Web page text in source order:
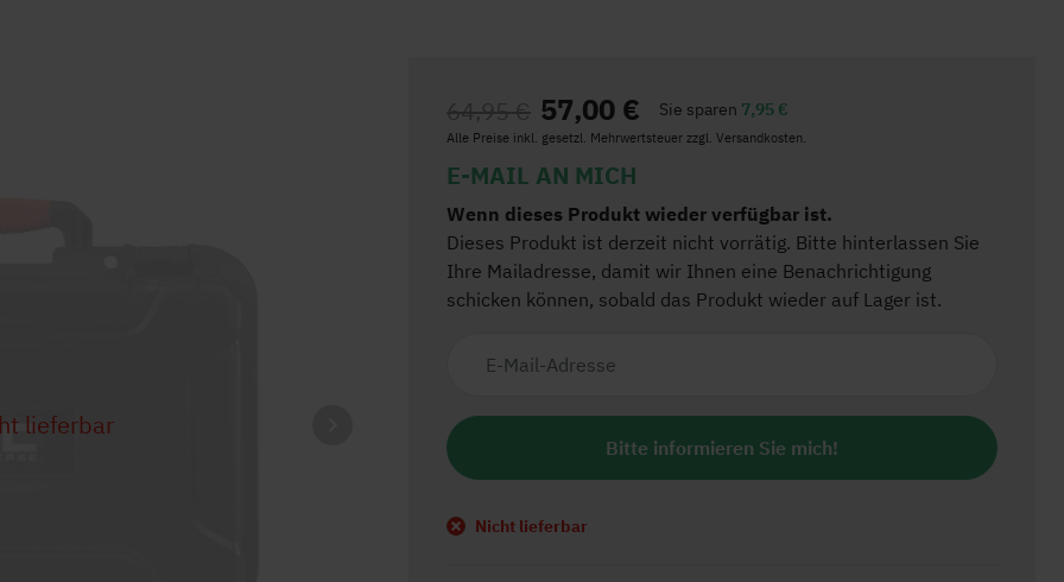
57,00 €
64,95 € Sie sparen 7,95 €
Alle Preise inkl. gesetzl. Mehrwertsteuer zzgl. Versandkosten.
Nicht lieferbar
lieferbar